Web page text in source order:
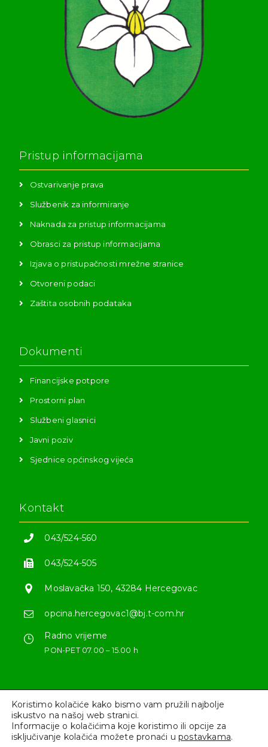
Pristup informacijama
Ostvarivanje prava
Službenik za informiranje
Naknada za pristup informacijama
Obrasci za pristup informacijama
Izjava o pristupačnosti mrežne stranice
Otvoreni podaci
Zaštita osobnih podataka
Dokumenti
Financijske potpore
Prostorni plan
Službeni glasnici
Javni poziv
Sjednice općinskog vijeća
Kontakt
043/524-560
043/524-505
Moslavačka 150, 43284 Hercegovac
opcina.hercegovac1@bj.t-com.hr
Radno vrijeme
PON-PET 07.00 – 15.00 h
Sva prava pridržana © 2022 - opcinahercegovac.hr
Koristimo kolačiće kako bismo vam pružili najbolje
iskustvo na našoj web stranici.
Informacije o kolačićima koje koristimo ili opcije za
isključivanje kolačića možete pronaći u postavkama.